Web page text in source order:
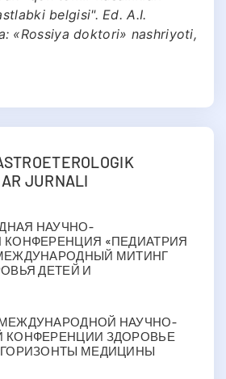
belgisi". Ed. A.I.
«Rossiya doktori» nashriyoti,
JURNALI
НАУЧНО-
КОНФЕРЕНЦИЯ «ПЕДИАТРИЯ
МИТИНГ
ДЕТЕЙ И
НАУЧНО-
КОНФЕРЕНЦИИ ЗДОРОВЬЕ
МЕДИЦИНЫ